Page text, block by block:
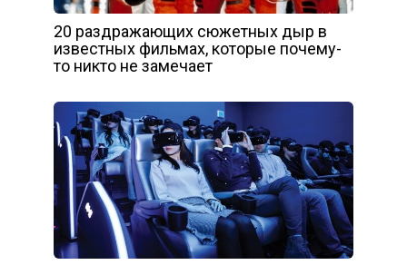
20 раздражающих сюжетных дыр в
известных фильмах, которые почему-
то никто не замечает